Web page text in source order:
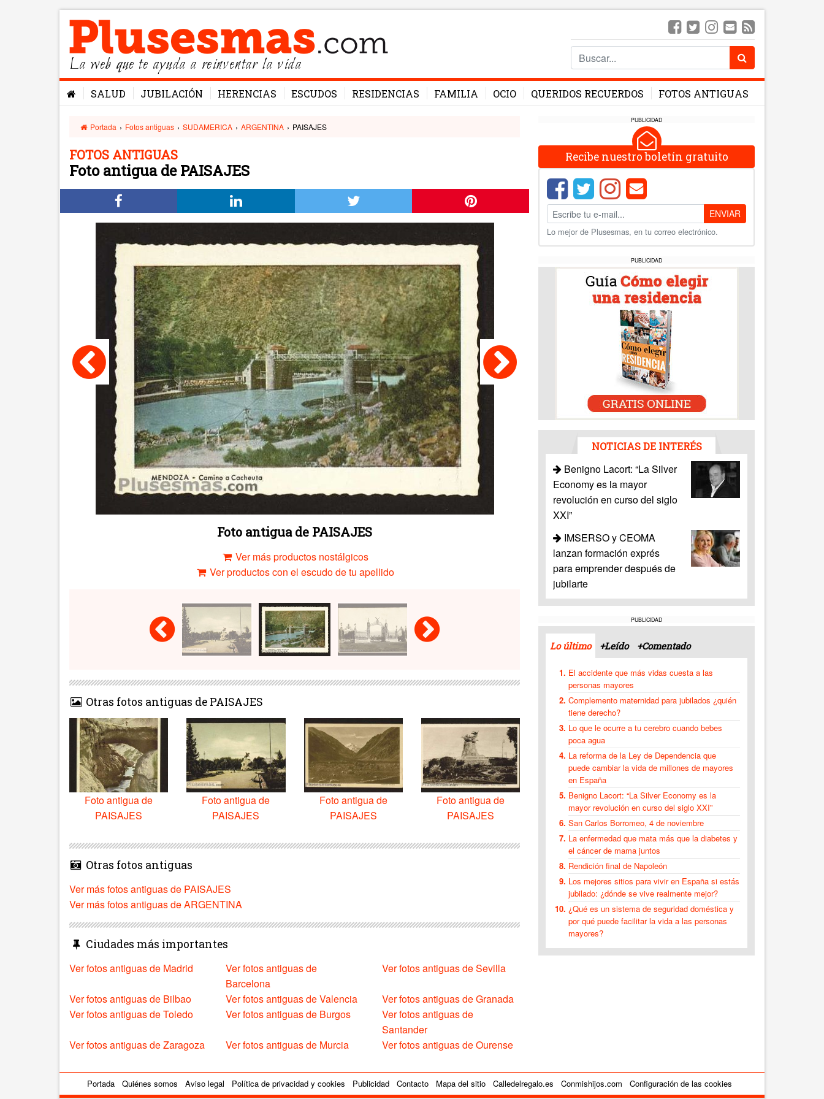
La web que te ayuda a reinventar la vida
SALUD JUBILACIÓN HERENCIAS ESCUDOS RESIDENCIAS FAMILIA OCIO QUERIDOS RECUERDOS FOTOS ANTIGUAS
Portada › Fotos antiguas › SUDAMERICA › ARGENTINA › PAISAJES
FOTOS ANTIGUAS
Foto antigua de PAISAJES
Foto antigua de PAISAJES
Ver más productos nostálgicos
Ver productos con el escudo de tu apellido
Otras fotos antiguas de PAISAJES
Foto antigua de
PAISAJES
Foto antigua de
PAISAJES
Foto antigua de
PAISAJES
Foto antigua de
PAISAJES
Otras fotos antiguas
Ver más fotos antiguas de PAISAJES
Ver más fotos antiguas de ARGENTINA
Ciudades más importantes
Ver fotos antiguas de Madrid
Ver fotos antiguas de
Barcelona
Ver fotos antiguas de Sevilla
Ver fotos antiguas de Bilbao Ver fotos antiguas de Valencia
Ver fotos antiguas de Granada
Ver fotos antiguas de Toledo
Ver fotos antiguas de Burgos
Ver fotos antiguas de
Santander
Ver fotos antiguas de Zaragoza
Ver fotos antiguas de Murcia Ver fotos antiguas de Ourense
PUBLICIDAD
Recibe nuestro boletín gratuito
ENVIAR
Lo mejor de Plusesmas, en tu correo electrónico.
PUBLICIDAD
NOTICIAS DE INTERÉS
Benigno Lacort: “La Silver
Economy es la mayor
revolución en curso del siglo
XXI”
IMSERSO y CEOMA
lanzan formación exprés
para emprender después de
jubilarte
PUBLICIDAD
Lo último +Leído +Comentado
El accidente que más vidas cuesta a las
personas mayores
Complemento maternidad para jubilados ¿quién
tiene derecho?
Lo que le ocurre a tu cerebro cuando bebes
poca agua
La reforma de la Ley de Dependencia que
puede cambiar la vida de millones de mayores
en España
Benigno Lacort: “La Silver Economy es la
mayor revolución en curso del siglo XXI”
San Carlos Borromeo, 4 de noviembre
La enfermedad que mata más que la diabetes y
el cáncer de mama juntos
Rendición final de Napoleón
Los mejores sitios para vivir en España si estás
jubilado: ¿dónde se vive realmente mejor?
¿Qué es un sistema de seguridad doméstica y
por qué puede facilitar la vida a las personas
mayores?
Portada Quiénes somos Aviso legal Política de privacidad y cookies Publicidad Contacto Mapa del sitio Calledelregalo.es Conmishijos.com Configuración de las cookies